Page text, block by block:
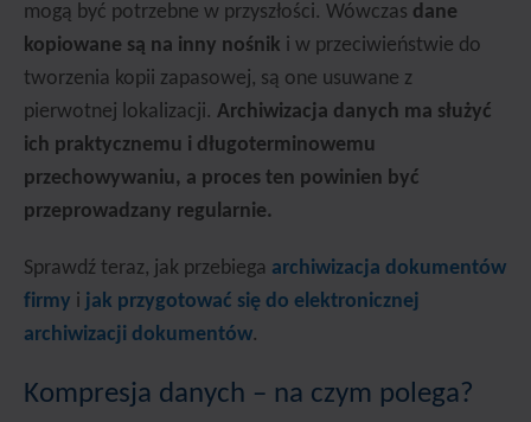
mogą być potrzebne w przyszłości. Wówczas dane
kopiowane są na inny nośnik i w przeciwieństwie do
tworzenia kopii zapasowej, są one usuwane z
pierwotnej lokalizacji. Archiwizacja danych ma służyć
ich praktycznemu i długoterminowemu
przechowywaniu, a proces ten powinien być
przeprowadzany regularnie.
Sprawdź teraz, jak przebiega archiwizacja dokumentów
firmy i jak przygotować się do elektronicznej
archiwizacji dokumentów.
Kompresja danych – na czym polega?